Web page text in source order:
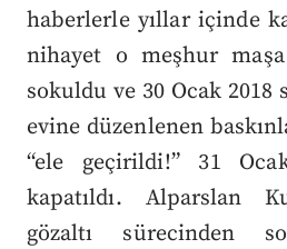
haberlerle yıllar içinde
nihayet o meşhur maşa
sokuldu ve 30 Ocak 2018
evine düzenlenen
“ele geçirildi!” 31
kapatıldı. Alparslan
gözaltı sürecinden